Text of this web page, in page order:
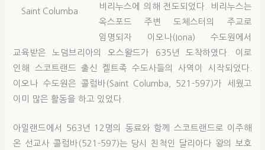
Saint Columba
비리누스에 의해 전도되었다. 비리누스는
옥스포드 주변 도체스터의 주교로
임명되자 이오나(Iona) 수도원에서
교육받은 노덤브리아의 오스왈드가 635년 도착하였다. 이로
인해 스코트랜드 출신 켈트족 수도사들의 사역이 시작되었다.
이오나 수도원은 콜럼바(Saint Columba, 521-597)가 세웠고
이미 많은 활동을 하고 있었다.
아일랜드에서 563년 12명의 동료와 함께 스코트랜드로 이주해
온 선교사 콜럼바(521-597)는 당시 친척인 달리아다 왕의 보호